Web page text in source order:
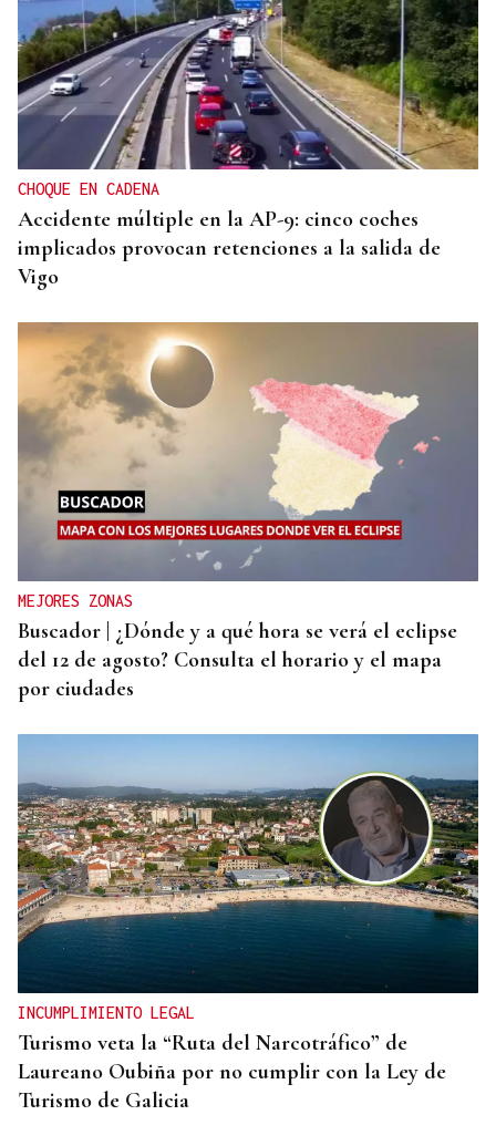
DISTRIBUIDORA FAMILIAR
Gaseosas Roca, medio siglo creciendo junto a
Valdeorras y Coca-Cola
CHOQUE EN CADENA
Accidente múltiple en la AP-9: cinco coches
implicados provocan retenciones a la salida de
Vigo
MEJORES ZONAS
Buscador | ¿Dónde y a qué hora se verá el eclipse
del 12 de agosto? Consulta el horario y el mapa
por ciudades
INCUMPLIMIENTO LEGAL
Turismo veta la “Ruta del Narcotráfico” de
Laureano Oubiña por no cumplir con la Ley de
Turismo de Galicia